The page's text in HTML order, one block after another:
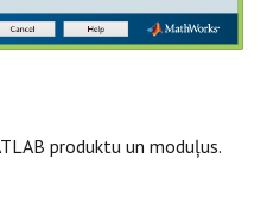
produktu un moduļus.